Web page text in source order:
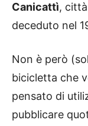
Canicattì,
deceduto nel
Non è però
bicicletta che
pensato di
pubblicare